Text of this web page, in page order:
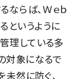
ならば、Ｗｅｂ
というように
理している多
対象になるで
未然に防ぐ、